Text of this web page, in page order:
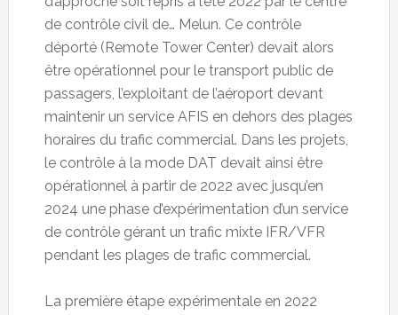
de contrôle civil de… Melun. Ce contrôle
déporté (Remote Tower Center) devait alors
être opérationnel pour le transport public de
passagers, l’exploitant de l’aéroport devant
maintenir un service AFIS en dehors des plages
horaires du trafic commercial. Dans les projets,
le contrôle à la mode DAT devait ainsi être
opérationnel à partir de 2022 avec jusqu’en
2024 une phase d’expérimentation d’un service
de contrôle gérant un trafic mixte IFR/VFR
pendant les plages de trafic commercial.
La première étape expérimentale en 2022